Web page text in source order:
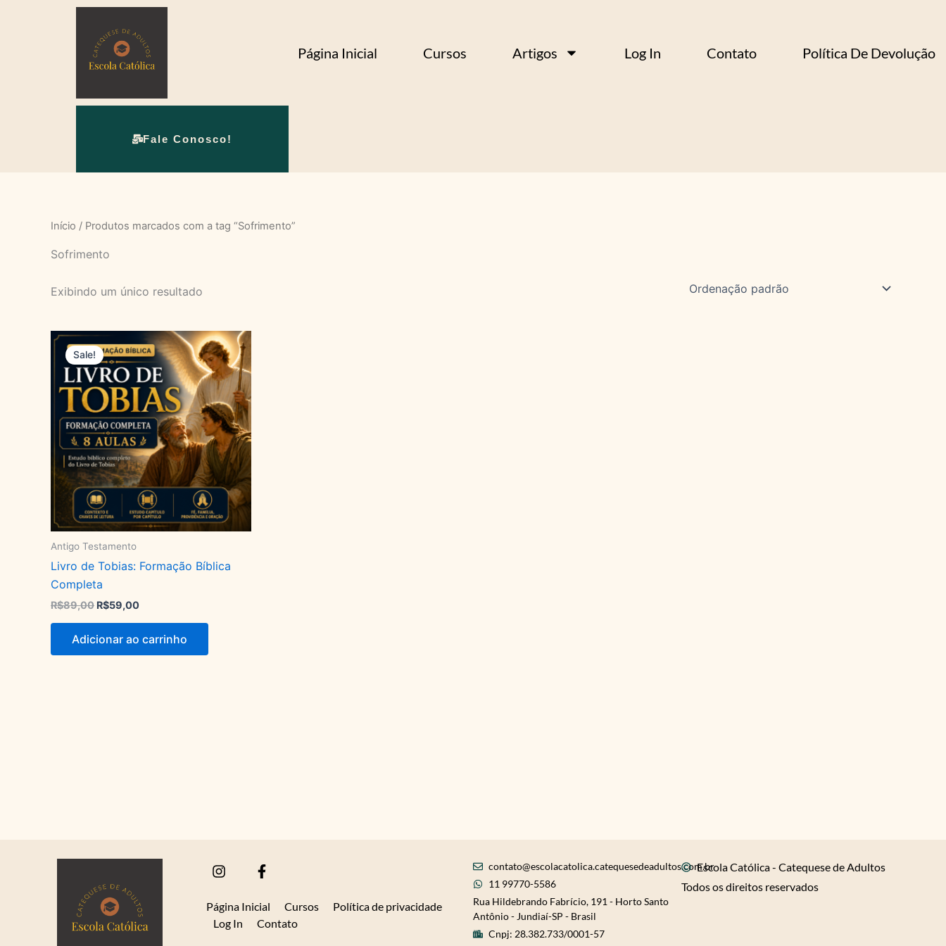
Página Inicial Cursos Artigos Log In Contato Política De Devolução
Fale Conosco!
Início / Produtos marcados com a tag “Sofrimento”
Sofrimento
Exibindo um único resultado
Sale!
Antigo Testamento
Livro de Tobias: Formação Bíblica
Completa
R$89,00
O
preço
original
era:
R$89,00.
R$59,00
O
preço
atual
é:
R$59,00.
Adicionar ao carrinho
I
n
t
a
g
F
a
e
b
Página Inicial Cursos
Política de privacidade
Log In
Contato
contato@escolacatolica.catequesedeadultos.com.br
11 99770-5586
Rua Hildebrando Fabrício, 191 - Horto Santo
Antônio - Jundiaí-SP - Brasil
Cnpj: 28.382.733/0001-57
Escola Católica - Catequese de Adultos
Todos os direitos reservados